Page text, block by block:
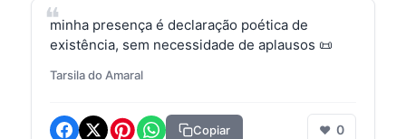
minha presença é declaração poética de
existência, sem necessidade de aplausos 📜
Tarsila do Amaral
Copiar ❤ 0